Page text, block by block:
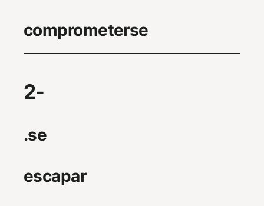
comprometerse
2-
.se
escapar